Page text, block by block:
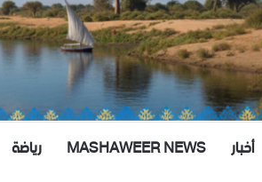
أخبار MASHAWEER NEWS رياضة